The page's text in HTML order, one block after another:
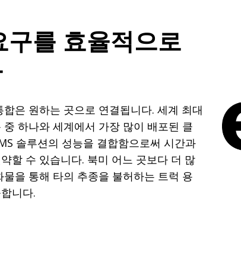
구를 효율적으로
은 원하는 곳으로 연결됩니다. 세계 최대
중 하나와 세계에서 가장 많이 배포된 클
솔루션의 성능을 결합함으로써 시간과
할 수 있습니다. 북미 어느 곳보다 더 많
물을 통해 타의 추종을 불허하는 트럭 용
니다.